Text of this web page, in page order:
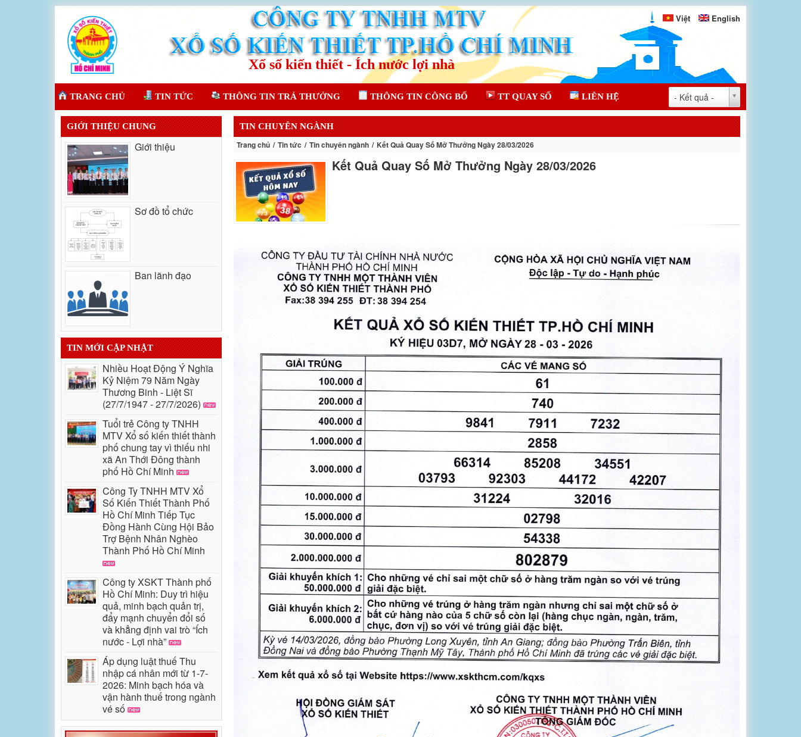
Việt English
TRANG CHỦ TIN TỨC THÔNG TIN TRẢ THƯỞNG THÔNG TIN CÔNG BỐ TT QUAY SỐ LIÊN HỆ - Kết quả -
TIN CHUYÊN NGÀNH
Trang chủ Tin tức Tin chuyên ngành Kết Quả Quay Số Mở Thưởng Ngày 28/03/2026
Kết Quả Quay Số Mở Thưởng Ngày 28/03/2026
GIỚI THIỆU CHUNG
Giới thiệu
Sơ đồ tổ chức
Ban lãnh đạo
TIN MỚI CẬP NHẬT
Nhiều Hoạt Động Ý Nghĩa
Kỷ Niệm 79 Năm Ngày
Thương Binh - Liệt Sĩ
(27/7/1947 - 27/7/2026)
Tuổi trẻ Công ty TNHH
MTV Xổ số kiến thiết thành
phố chung tay vì thiếu nhi
xã An Thới Đông thành
phố Hồ Chí Minh
Công Ty TNHH MTV Xổ
Số Kiến Thiết Thành Phố
Hồ Chí Minh Tiếp Tục
Đồng Hành Cùng Hội Bảo
Trợ Bệnh Nhân Nghèo
Thành Phố Hồ Chí Minh
Công ty XSKT Thành phố
Hồ Chí Minh: Duy trì hiệu
quả, minh bạch quản trị,
đẩy mạnh chuyển đổi số
và khẳng định vai trò “Ích
nước - Lợi nhà”
Áp dụng luật thuế Thu
nhập cá nhân mới từ 1-7-
2026: Minh bạch hóa và
vận hành thuế trong ngành
vé số